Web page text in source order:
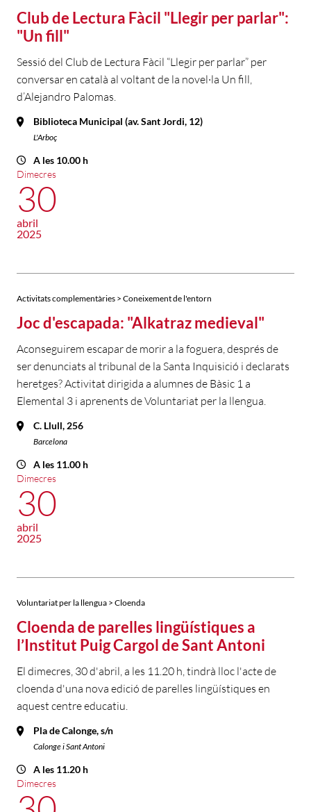
Club de Lectura Fàcil "Llegir per parlar":
"Un fill"
Sessió del Club de Lectura Fàcil “Llegir per parlar” per
conversar en català al voltant de la novel·la Un fill,
d’Alejandro Palomas.
Biblioteca Municipal (av. Sant Jordi, 12)
L'Arboç
A les 10.00 h
Dimecres
30
abril
2025
Activitats complementàries > Coneixement de l'entorn
Joc d'escapada: "Alkatraz medieval"
Aconseguirem escapar de morir a la foguera, després de
ser denunciats al tribunal de la Santa Inquisició i declarats
heretges? Activitat dirigida a alumnes de Bàsic 1 a
Elemental 3 i aprenents de Voluntariat per la llengua.
C. Llull, 256
Barcelona
A les 11.00 h
Dimecres
30
abril
2025
Voluntariat per la llengua > Cloenda
Cloenda de parelles lingüístiques a
l’Institut Puig Cargol de Sant Antoni
El dimecres, 30 d'abril, a les 11.20 h, tindrà lloc l'acte de
cloenda d'una nova edició de parelles lingüístiques en
aquest centre educatiu.
Pla de Calonge, s/n
Calonge i Sant Antoni
A les 11.20 h
Dimecres